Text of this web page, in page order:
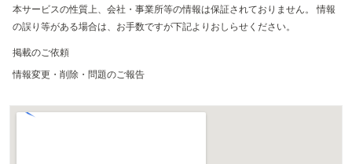
本サービスの性質上、会社・事業所等の情報は保証されておりません。 情報
の誤り等がある場合は、お手数ですが下記よりおしらせください。
掲載のご依頼
情報変更・削除・問題のご報告